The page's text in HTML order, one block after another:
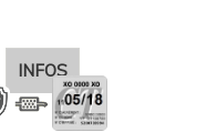
INFOS